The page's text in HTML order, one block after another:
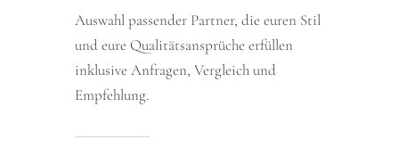
Auswahl passender Partner, die euren Stil
und eure Qualitätsansprüche erfüllen
inklusive Anfragen, Vergleich und
Empfehlung.